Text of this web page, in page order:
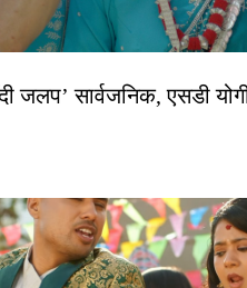
जलप’ सार्वजनिक, एसडी